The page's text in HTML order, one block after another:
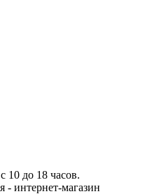
10 до 18 часов.
- интернет-магазин